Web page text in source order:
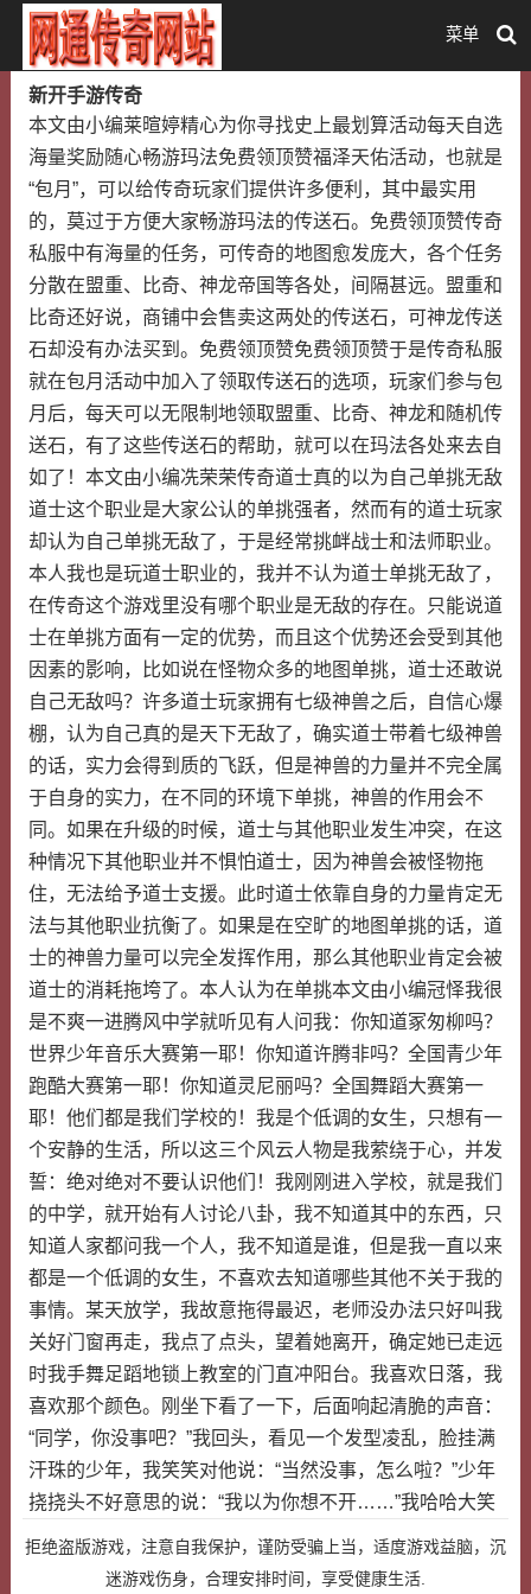
菜单
新开手游传奇
本文由小编莱暄婷精心为你寻找史上最划算活动每天自选
海量奖励随心畅游玛法免费领顶赞福泽天佑活动，也就是
“包月”，可以给传奇玩家们提供许多便利，其中最实用
的，莫过于方便大家畅游玛法的传送石。免费领顶赞传奇
私服中有海量的任务，可传奇的地图愈发庞大，各个任务
分散在盟重、比奇、神龙帝国等各处，间隔甚远。盟重和
比奇还好说，商铺中会售卖这两处的传送石，可神龙传送
石却没有办法买到。免费领顶赞免费领顶赞于是传奇私服
就在包月活动中加入了领取传送石的选项，玩家们参与包
月后，每天可以无限制地领取盟重、比奇、神龙和随机传
送石，有了这些传送石的帮助，就可以在玛法各处来去自
如了！本文由小编冼荣荣传奇道士真的以为自己单挑无敌
道士这个职业是大家公认的单挑强者，然而有的道士玩家
却认为自己单挑无敌了，于是经常挑衅战士和法师职业。
本人我也是玩道士职业的，我并不认为道士单挑无敌了，
在传奇这个游戏里没有哪个职业是无敌的存在。只能说道
士在单挑方面有一定的优势，而且这个优势还会受到其他
因素的影响，比如说在怪物众多的地图单挑，道士还敢说
自己无敌吗？许多道士玩家拥有七级神兽之后，自信心爆
棚，认为自己真的是天下无敌了，确实道士带着七级神兽
的话，实力会得到质的飞跃，但是神兽的力量并不完全属
于自身的实力，在不同的环境下单挑，神兽的作用会不
同。如果在升级的时候，道士与其他职业发生冲突，在这
种情况下其他职业并不惧怕道士，因为神兽会被怪物拖
住，无法给予道士支援。此时道士依靠自身的力量肯定无
法与其他职业抗衡了。如果是在空旷的地图单挑的话，道
士的神兽力量可以完全发挥作用，那么其他职业肯定会被
道士的消耗拖垮了。本人认为在单挑本文由小编冠怿我很
是不爽一进腾风中学就听见有人问我：你知道冢匆柳吗？
世界少年音乐大赛第一耶！你知道许腾非吗？全国青少年
跑酷大赛第一耶！你知道灵尼丽吗？全国舞蹈大赛第一
耶！他们都是我们学校的！我是个低调的女生，只想有一
个安静的生活，所以这三个风云人物是我萦绕于心，并发
誓：绝对绝对不要认识他们！我刚刚进入学校，就是我们
的中学，就开始有人讨论八卦，我不知道其中的东西，只
知道人家都问我一个人，我不知道是谁，但是我一直以来
都是一个低调的女生，不喜欢去知道哪些其他不关于我的
事情。某天放学，我故意拖得最迟，老师没办法只好叫我
关好门窗再走，我点了点头，望着她离开，确定她已走远
时我手舞足蹈地锁上教室的门直冲阳台。我喜欢日落，我
喜欢那个颜色。刚坐下看了一下，后面响起清脆的声音：
“同学，你没事吧？”我回头，看见一个发型凌乱，脸挂满
汗珠的少年，我笑笑对他说：“当然没事，怎么啦？”少年
挠挠头不好意思的说：“我以为你想不开……”我哈哈大笑
拒绝盗版游戏，注意自我保护，谨防受骗上当，适度游戏益脑，沉
迷游戏伤身，合理安排时间，享受健康生活.